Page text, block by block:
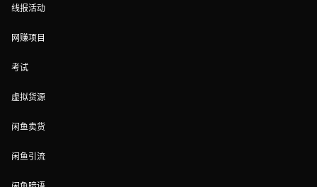
线报活动
网赚项目
考试
虚拟货源
闲鱼卖货
闲鱼引流